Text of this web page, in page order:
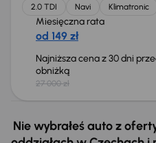
2.0 TDI Navi Klimatronic
Miesięczna rata
od 149 zł
Najniższa cena z 30 dni
obniżką
27 000 zł
Nie wybrałeś auto z